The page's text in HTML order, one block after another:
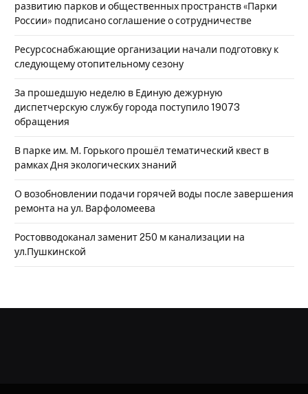
развитию парков и общественных пространств «Парки
России» подписано соглашение о сотрудничестве
Ресурсоснабжающие организации начали подготовку к
следующему отопительному сезону
За прошедшую неделю в Единую дежурную
диспетчерскую службу города поступило 19073
обращения
В парке им. М. Горького прошёл тематический квест в
рамках Дня экологических знаний
О возобновлении подачи горячей воды после завершения
ремонта на ул. Варфоломеева
Ростовводоканал заменит 250 м канализации на
ул.Пушкинской